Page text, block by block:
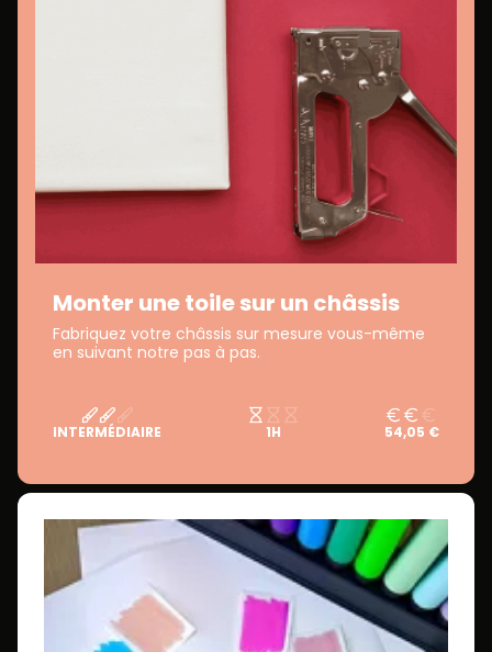
Monter une toile sur un châssis
Fabriquez votre châssis sur mesure vous-même
en suivant notre pas à pas.
INTERMÉDIAIRE 1H 54,05 €